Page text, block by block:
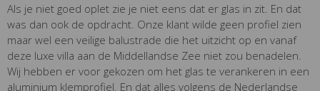
Als je niet goed oplet zie je niet eens dat er glas in zit. En dat
was dan ook de opdracht. Onze klant wilde geen profiel zien
maar wel een veilige balustrade die het uitzicht op en vanaf
deze luxe villa aan de Middellandse Zee niet zou benadelen.
Wij hebben er voor gekozen om het glas te verankeren in een
aluminium klemprofiel. En dat alles volgens de Nederlandse